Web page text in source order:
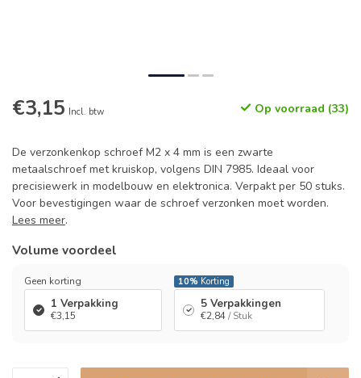
€3,15 Incl. btw Op voorraad (33)
De verzonkenkop schroef M2 x 4 mm is een zwarte
metaalschroef met kruiskop, volgens DIN 7985. Ideaal voor
precisiewerk in modelbouw en elektronica. Verpakt per 50 stuks.
Voor bevestigingen waar de schroef verzonken moet worden.
Lees meer.
Volume voordeel
Geen korting
1 Verpakking
€3,15
10% Korting
5 Verpakkingen
€2,84/ Stuk